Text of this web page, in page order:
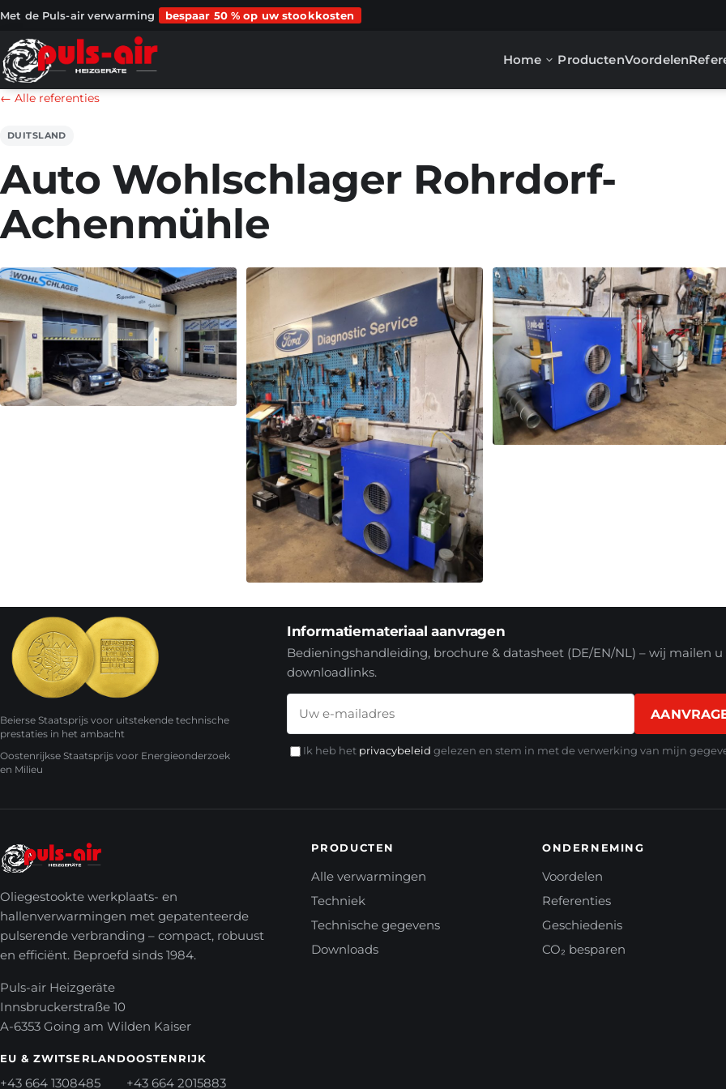
Met de Puls-air verwarming bespaar 50 % op uw stookkosten
Home ProductenVoordelen
← Alle referenties
DUITSLAND
Auto Wohlschlager Rohrdorf-
Achenmühle
Beierse Staatsprijs voor uitstekende technische
prestaties in het ambacht
Oostenrijkse Staatsprijs voor Energieonderzoek
en Milieu
Informatiemateriaal aanvragen
Bedieningshandleiding, brochure & datasheet (DE/EN/NL) – wij mailen u
downloadlinks.
Ik heb het privacybeleid gelezen en stem in met de verwerking van mijn
Oliegestookte werkplaats- en
hallenverwarmingen met gepatenteerde
pulserende verbranding – compact, robuust
en efficiënt. Beproefd sinds 1984.
Puls-air Heizgeräte
Innsbruckerstraße 10
A-6353 Going am Wilden Kaiser
EU & ZWITSERLAND
+43 664 1308485
OOSTENRIJK
+43 664 2015883
PRODUCTEN
Alle verwarmingen
Techniek
Technische gegevens
Downloads
ONDERNEMING
Voordelen
Referenties
Geschiedenis
CO₂ besparen